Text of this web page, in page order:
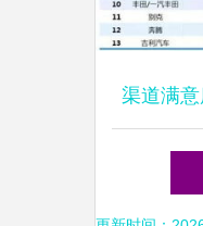
渠道满
代理视